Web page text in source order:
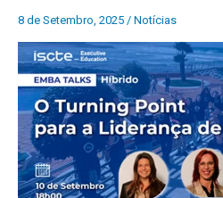
8 de Setembro, 2025 / Notícias